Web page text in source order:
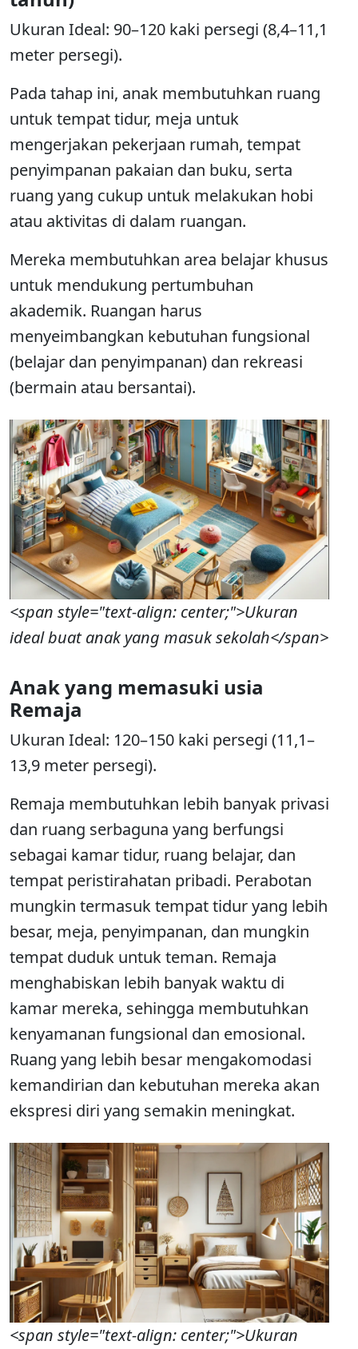
Ukuran Ideal: 90–120 kaki persegi (8,4–11,1
meter persegi).
Pada tahap ini, anak membutuhkan ruang
untuk tempat tidur, meja untuk
mengerjakan pekerjaan rumah, tempat
penyimpanan pakaian dan buku, serta
ruang yang cukup untuk melakukan hobi
atau aktivitas di dalam ruangan.
Mereka membutuhkan area belajar khusus
untuk mendukung pertumbuhan
akademik. Ruangan harus
menyeimbangkan kebutuhan fungsional
(belajar dan penyimpanan) dan rekreasi
(bermain atau bersantai).
<span style="text-align: center;">Ukuran
ideal buat anak yang masuk sekolah</span>
Anak yang memasuki usia
Remaja
Ukuran Ideal: 120–150 kaki persegi (11,1–
13,9 meter persegi).
Remaja membutuhkan lebih banyak privasi
dan ruang serbaguna yang berfungsi
sebagai kamar tidur, ruang belajar, dan
tempat peristirahatan pribadi. Perabotan
mungkin termasuk tempat tidur yang lebih
besar, meja, penyimpanan, dan mungkin
tempat duduk untuk teman. Remaja
menghabiskan lebih banyak waktu di
kamar mereka, sehingga membutuhkan
kenyamanan fungsional dan emosional.
Ruang yang lebih besar mengakomodasi
kemandirian dan kebutuhan mereka akan
ekspresi diri yang semakin meningkat.
<span style="text-align: center;">Ukuran